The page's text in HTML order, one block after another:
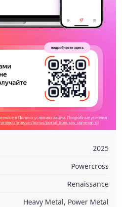
2025
Powercross
Renaissance
Heavy Metal, Power Metal